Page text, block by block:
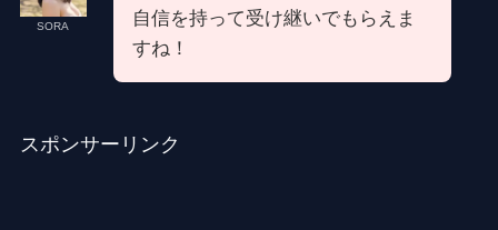
SORA
自信を持って受け継いでもらえま
すね！
スポンサーリンク